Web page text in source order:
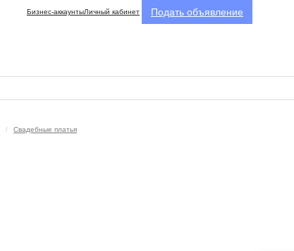
Бизнес-аккаунтыЛичный кабинет Подать объявление
Свадебные платья